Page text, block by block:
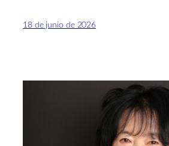
18 de junio de 2026